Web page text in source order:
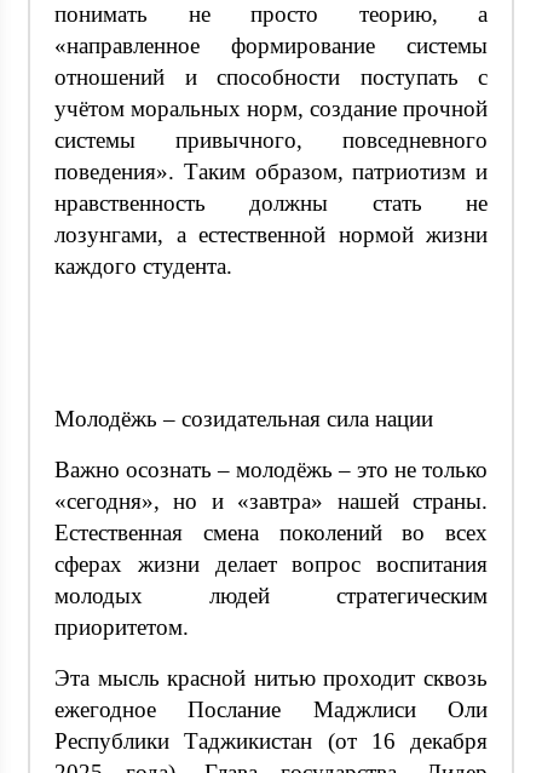
понимать не просто теорию, а
«направленное формирование системы
отношений и способности поступать с
учётом моральных норм, создание прочной
системы привычного, повседневного
поведения». Таким образом, патриотизм и
нравственность должны стать не
лозунгами, а естественной нормой жизни
каждого студента.
Молодёжь – созидательная сила нации
Важно осознать – молодёжь – это не только
«сегодня», но и «завтра» нашей страны.
Естественная смена поколений во всех
сферах жизни делает вопрос воспитания
молодых людей стратегическим
приоритетом.
Эта мысль красной нитью проходит сквозь
ежегодное Послание Маджлиси Оли
Республики Таджикистан (от 16 декабря